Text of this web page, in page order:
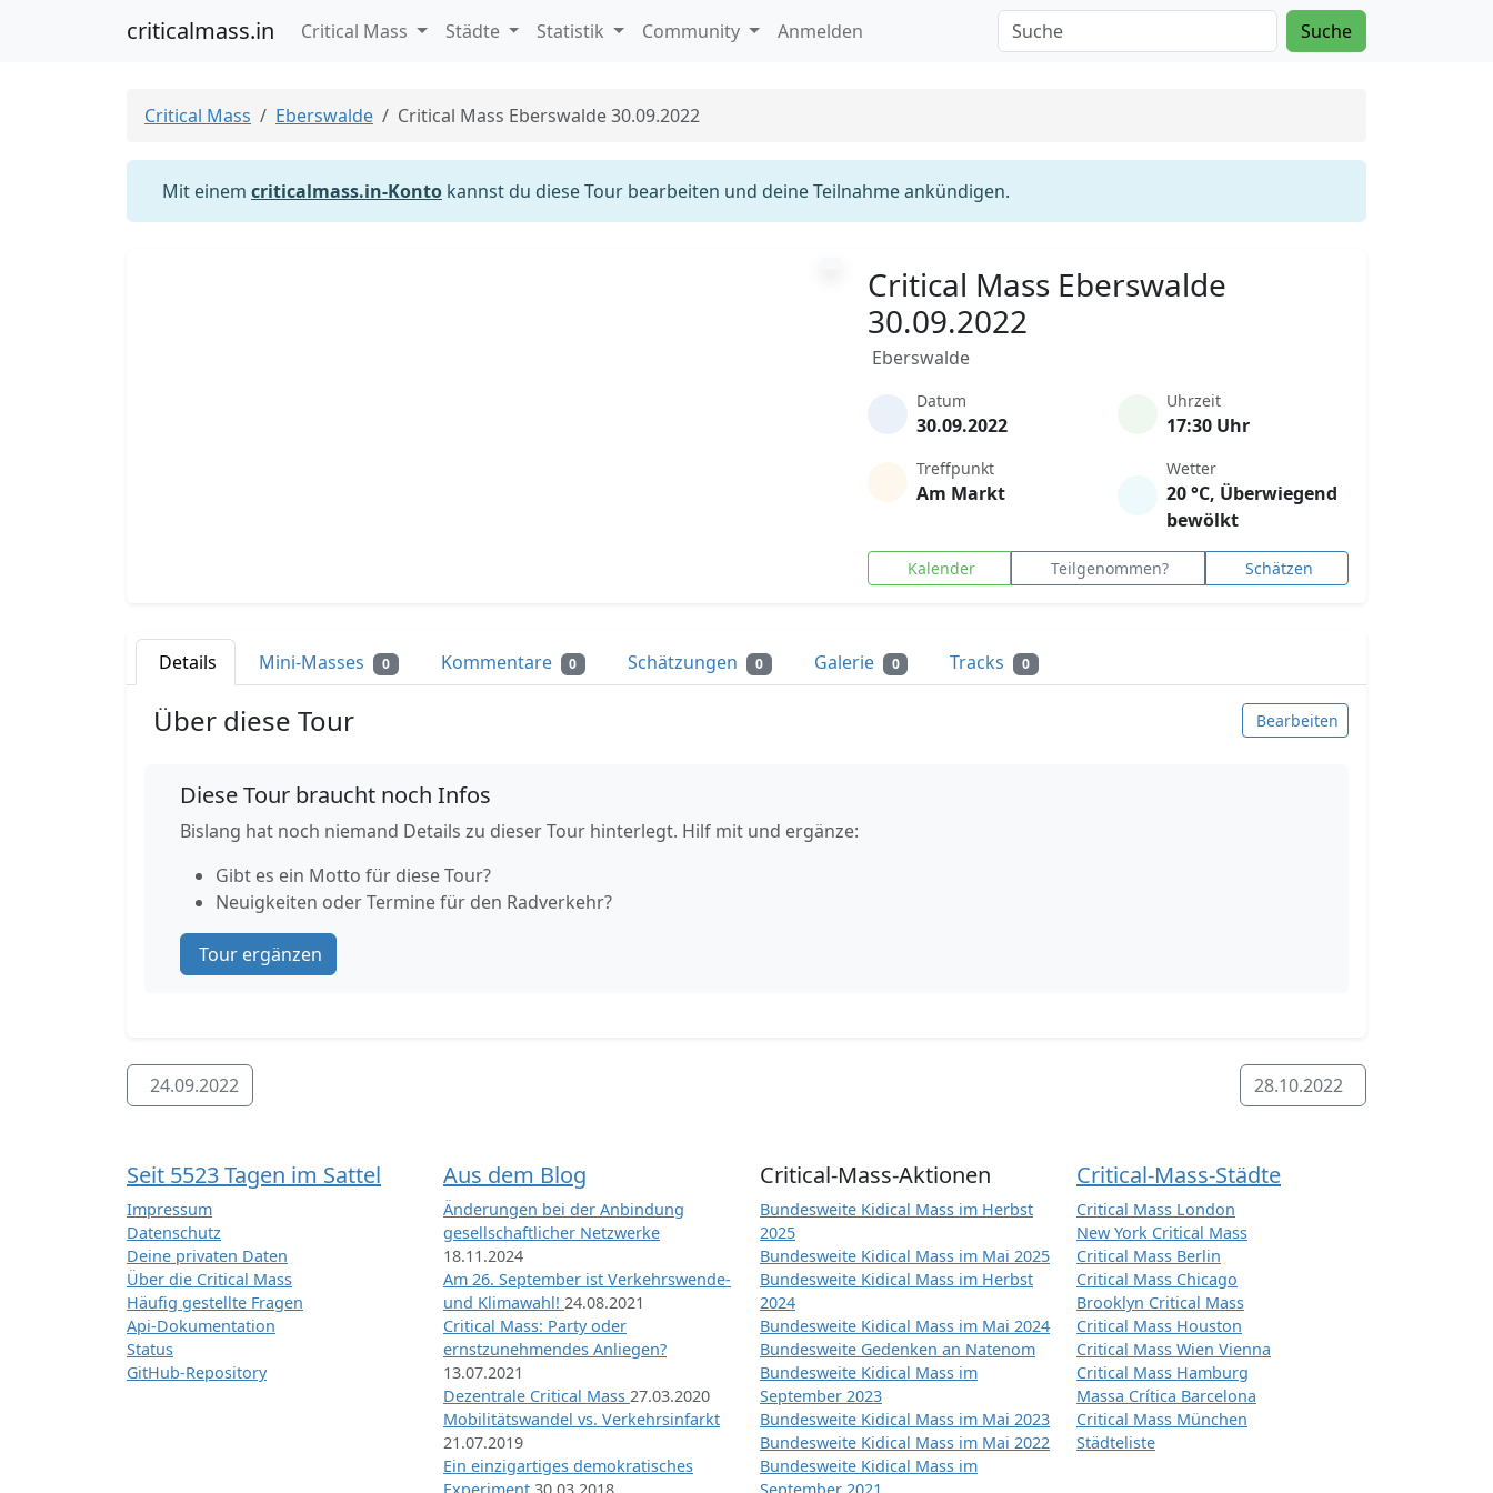
criticalmass.in Critical Mass Städte Statistik Community Anmelden Suche
Critical Mass Eberswalde Critical Mass Eberswalde 30.09.2022
Mit einem criticalmass.in-Konto kannst du diese Tour bearbeiten und deine Teilnahme ankündigen.
Critical Mass Eberswalde
30.09.2022
Eberswalde
Datum
30.09.2022
Uhrzeit
17:30 Uhr
Treffpunkt
Am Markt
Wetter
20 °C, Überwiegend
bewölkt
Kalender Teilgenommen? Schätzen
Details Mini-Masses 0 Kommentare 0 Schätzungen 0 Galerie 0 Tracks 0
Über diese Tour Bearbeiten
Diese Tour braucht noch Infos
Bislang hat noch niemand Details zu dieser Tour hinterlegt. Hilf mit und ergänze:
Gibt es ein Motto für diese Tour?
Neuigkeiten oder Termine für den Radverkehr?
Tour ergänzen
24.09.2022 28.10.2022
Seit 5523 Tagen im Sattel
Impressum
Datenschutz
Deine privaten Daten
Über die Critical Mass
Häufig gestellte Fragen
Api-Dokumentation
Status
GitHub-Repository
Aus dem Blog
Änderungen bei der Anbindung
gesellschaftlicher Netzwerke
18.11.2024
Am 26. September ist Verkehrswende-
und Klimawahl! 24.08.2021
Critical Mass: Party oder
ernstzunehmendes Anliegen?
13.07.2021
Dezentrale Critical Mass 27.03.2020
Mobilitätswandel vs. Verkehrsinfarkt
21.07.2019
Ein einzigartiges demokratisches
Critical-Mass-Aktionen
Bundesweite Kidical Mass im Herbst
2025
Bundesweite Kidical Mass im Mai 2025
Bundesweite Kidical Mass im Herbst
2024
Bundesweite Kidical Mass im Mai 2024
Bundesweite Gedenken an Natenom
Bundesweite Kidical Mass im
September 2023
Bundesweite Kidical Mass im Mai 2023
Bundesweite Kidical Mass im Mai 2022
Bundesweite Kidical Mass im
Critical-Mass-Städte
Critical Mass London
New York Critical Mass
Critical Mass Berlin
Critical Mass Chicago
Brooklyn Critical Mass
Critical Mass Houston
Critical Mass Wien Vienna
Critical Mass Hamburg
Massa Crítica Barcelona
Critical Mass München
Städteliste